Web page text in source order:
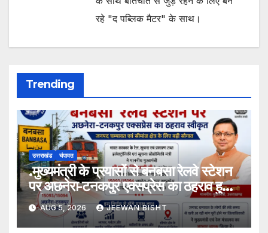
रहे "द पब्लिक मैटर" के साथ।
Trending
उत्तराखंड चंपावत
.मुख्यमंत्री के प्रयासों से बनबसा रेलवे स्टेशन
पर अछनेरा-टनकपुर एक्सप्रेस का ठहराव हुआ
स्वीकृत
AUG 5, 2026 JEEWAN BISHT